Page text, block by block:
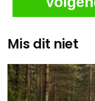
Mis dit niet